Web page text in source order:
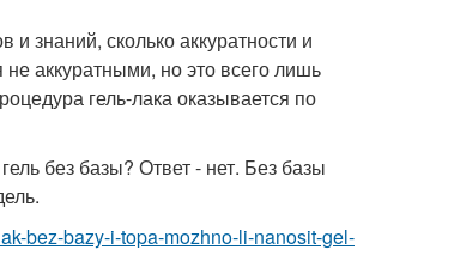
и знаний, сколько аккуратности и
аккуратными, но это всего лишь
гель-лака оказывается по
без базы? Ответ - нет. Без базы
bez-bazy-i-topa-mozhno-li-nanosit-gel-